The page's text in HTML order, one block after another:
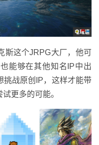
这个JRPG大厂，他可
能够在其他知名IP中出
挑战原创IP，这样才能带
更多的可能。